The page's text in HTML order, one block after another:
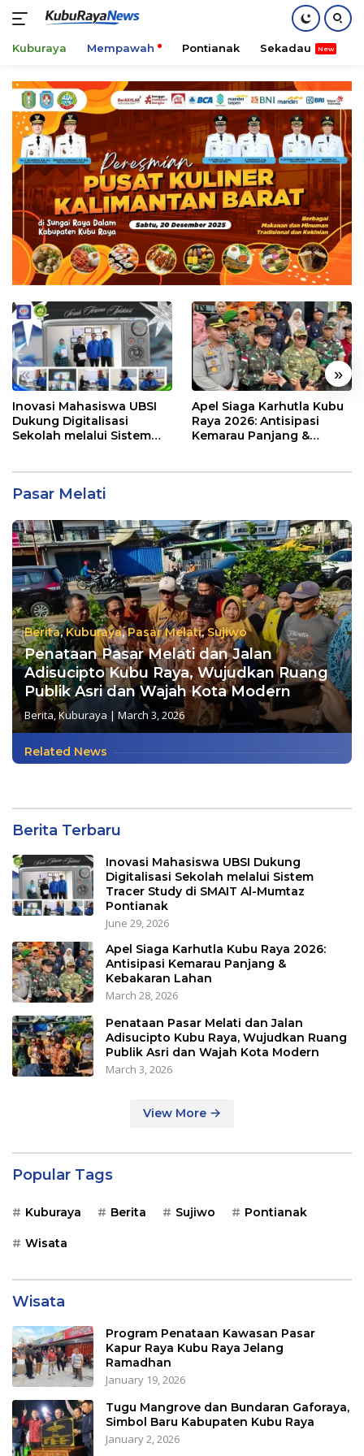
content
Kuburaya Mempawah Pontianak Sekadau
« »
Inovasi Mahasiswa UBSI
Dukung Digitalisasi
Sekolah melalui Sistem
Apel Siaga Karhutla Kubu
Raya 2026: Antisipasi
Kemarau Panjang &
Pasar Melati
Berita,Kuburaya,Pasar Melati,Sujiwo
Penataan Pasar Melati dan Jalan
Adisucipto Kubu Raya, Wujudkan Ruang
Publik Asri dan Wajah Kota Modern
Berita,Kuburaya | March 3, 2026
Related News
Berita Terbaru
Inovasi Mahasiswa UBSI Dukung
Digitalisasi Sekolah melalui Sistem
Tracer Study di SMAIT Al-Mumtaz
Pontianak
June 29, 2026
Apel Siaga Karhutla Kubu Raya 2026:
Antisipasi Kemarau Panjang &
Kebakaran Lahan
March 28, 2026
Penataan Pasar Melati dan Jalan
Adisucipto Kubu Raya, Wujudkan Ruang
Publik Asri dan Wajah Kota Modern
March 3, 2026
View More
Popular Tags
Kuburaya Berita Sujiwo Pontianak
Wisata
Wisata
Program Penataan Kawasan Pasar
Kapur Raya Kubu Raya Jelang
Ramadhan
January 19, 2026
Tugu Mangrove dan Bundaran Gaforaya,
Simbol Baru Kabupaten Kubu Raya
January 2, 2026